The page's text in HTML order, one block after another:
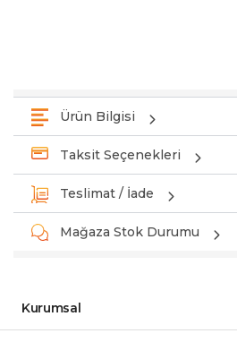
Ürün Bilgisi
Taksit Seçenekleri
Teslimat / İade
Mağaza Stok Durumu
Kurumsal